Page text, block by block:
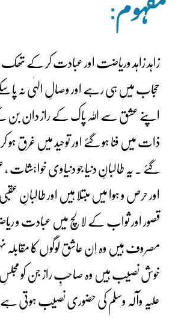
مفہوم:
زاہد زاہد وریاضت اور عبادت کر کے تھک
حجاب میں ہی رہے اور وصالِ الہٰی نہ
اپنے عشق سے اللہ پاک کے راز دان بن
ذات میں فنا ہو گئے اور توحید میں غرق ہو کر
گئے ۔ یہ طالبانِ دنیا جو دنیاوی
اور حرص و ہوا میں مبتلا ہیں اور طالبانِ
قصور اور ثواب کے لالچ میں عبادت و
مصروف ہیں وہ اِن عاشق لوگوں کا مقابلہ
خوش نصیب ہیں وہ صاحبِ راز جن کو مجلسِ
علیہ وآلہ وسلم کی حضوری نصیب ہوتی